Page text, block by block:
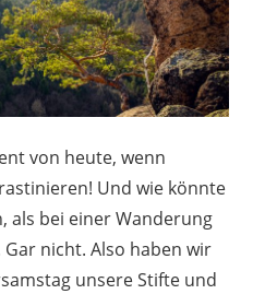
von heute, wenn
Und wie könnte
als bei einer Wanderung
Gar nicht. Also haben wir
unsere Stifte und